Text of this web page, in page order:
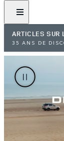
ARTICLES SUR
35 ANS DE